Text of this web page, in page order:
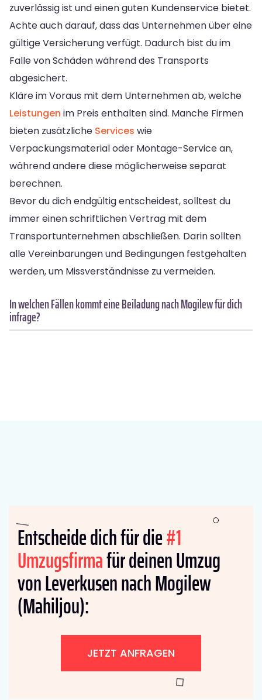
zuverlässig ist und einen guten Kundenservice bietet.
Achte auch darauf, dass das Unternehmen über eine
gültige Versicherung verfügt. Dadurch bist du im
Falle von Schäden während des Transports
abgesichert.
Kläre im Voraus mit dem Unternehmen ab, welche
Leistungen im Preis enthalten sind. Manche Firmen
bieten zusätzliche Services wie
Verpackungsmaterial oder Montage-Service an,
während andere diese möglicherweise separat
berechnen.
Bevor du dich endgültig entscheidest, solltest du
immer einen schriftlichen Vertrag mit dem
Transportunternehmen abschließen. Darin sollten
alle Vereinbarungen und Bedingungen festgehalten
werden, um Missverständnisse zu vermeiden.
In welchen Fällen kommt eine Beiladung nach Mogilew für dich
infrage?
Entscheide dich für die#1
Umzugsfirmafür deinen Umzug
von Leverkusen nach Mogilew
(Mahiljou):
JETZT ANFRAGEN